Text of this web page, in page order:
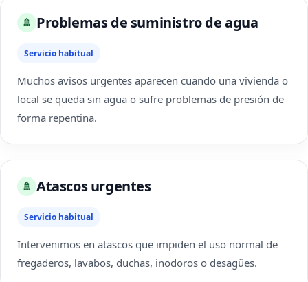
🚿 Problemas de suministro de agua
Servicio habitual
Muchos avisos urgentes aparecen cuando una vivienda o
local se queda sin agua o sufre problemas de presión de
forma repentina.
🚿 Atascos urgentes
Servicio habitual
Intervenimos en atascos que impiden el uso normal de
fregaderos, lavabos, duchas, inodoros o desagües.